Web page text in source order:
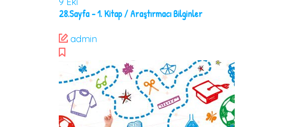
28.Sayfa – 1. Kitap / Araştırmacı Bilginler
admin